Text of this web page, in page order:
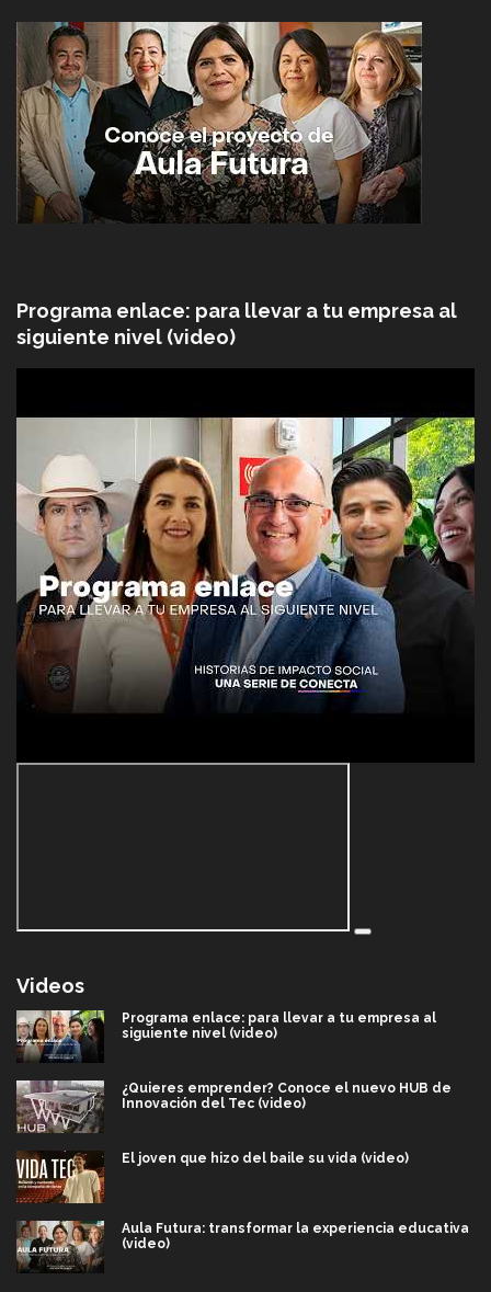
Programa enlace: para llevar a tu empresa al
siguiente nivel (video)
Videos
Programa enlace: para llevar a tu empresa al
siguiente nivel (video)
¿Quieres emprender? Conoce el nuevo HUB de
Innovación del Tec (video)
El joven que hizo del baile su vida (video)
Aula Futura: transformar la experiencia educativa
(video)